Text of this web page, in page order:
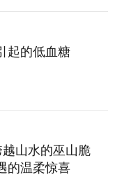
起的低血糖
山水的巫山脆
的温柔惊喜